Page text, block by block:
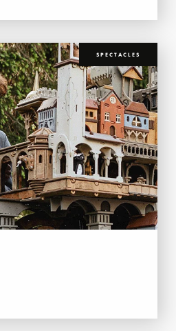
SPECTACLES